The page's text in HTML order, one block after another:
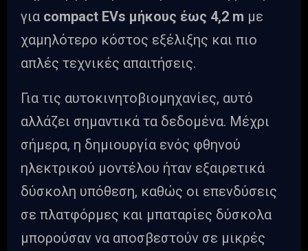
για compact EVs μήκους έως 4,2 m με
χαμηλότερο κόστος εξέλιξης και πιο
απλές τεχνικές απαιτήσεις.
Για τις αυτοκινητοβιομηχανίες, αυτό
αλλάζει σημαντικά τα δεδομένα. Μέχρι
σήμερα, η δημιουργία ενός φθηνού
ηλεκτρικού μοντέλου ήταν εξαιρετικά
δύσκολη υπόθεση, καθώς οι επενδύσεις
σε πλατφόρμες και μπαταρίες δύσκολα
μπορούσαν να αποσβεστούν σε μικρές